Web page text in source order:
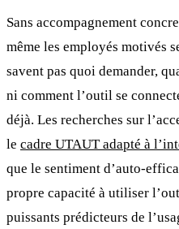
Sans accompagnement
même les employés motivés
savent pas quoi demander,
ni comment l’outil se
déjà. Les recherches sur
le cadre UTAUT adapté à
que le sentiment d’auto-
propre capacité à utiliser
puissants prédicteurs de